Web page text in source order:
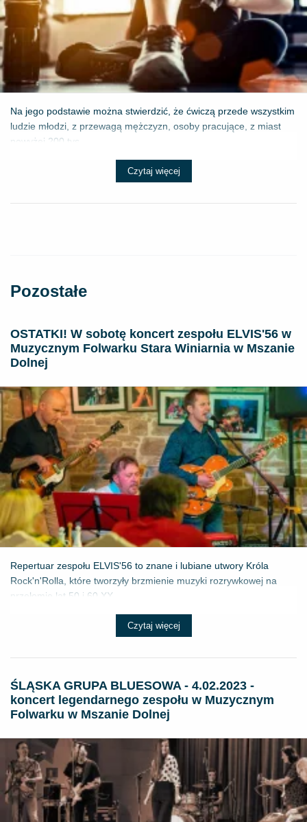
Na jego podstawie można stwierdzić, że ćwiczą przede wszystkim
ludzie młodzi, z przewagą mężczyzn, osoby pracujące, z miast
powyżej 200 tys...
Czytaj więcej
Pozostałe
OSTATKI! W sobotę koncert zespołu ELVIS'56 w
Muzycznym Folwarku Stara Winiarnia w Mszanie
Dolnej
Repertuar zespołu ELVIS'56 to znane i lubiane utwory Króla
Rock'n'Rolla, które tworzyły brzmienie muzyki rozrywkowej na
przełomie lat 50 i 60 XX ...
Czytaj więcej
ŚLĄSKA GRUPA BLUESOWA - 4.02.2023 -
koncert legendarnego zespołu w Muzycznym
Folwarku w Mszanie Dolnej